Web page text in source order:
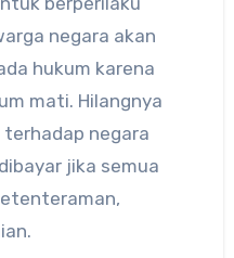
negara akan
hukum karena
mati. Hilangnya
negara
jika semua